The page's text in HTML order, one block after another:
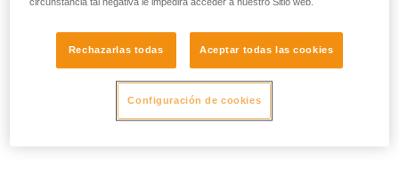
circunstancia tal negativa le impedirá acceder a nuestro Sitio web.
Rechazarlas todas Aceptar todas las cookies
Configuración de cookies